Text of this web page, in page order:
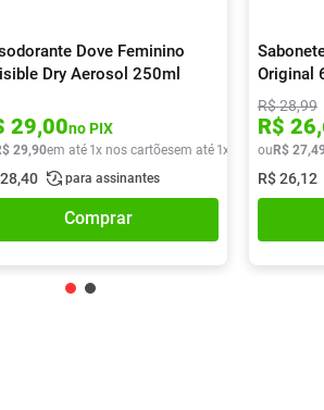
,90
Dove Feminino
Dry Aerosol 250ml
29,00no PIX
29,90em até 1x nos cartõesem até 1x de R$ 29,90
28,40 para assinantes
Comprar
Original
R$28,99
R$ 26,
ou R$ 27,
R$26,12